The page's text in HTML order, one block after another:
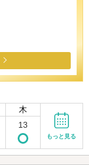
木
13
もっと見る